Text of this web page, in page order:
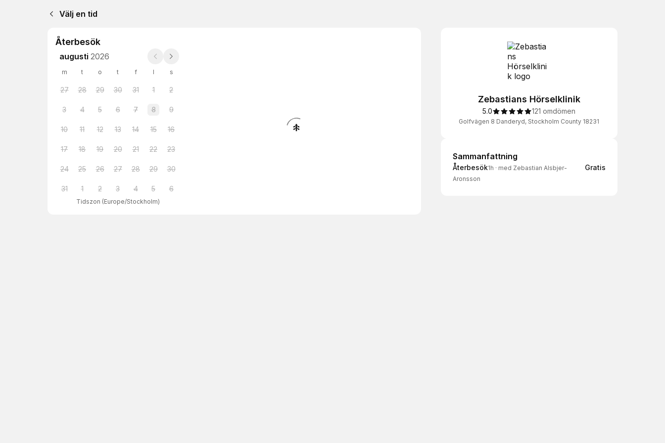
Välj en tid
Återbesök
augusti 2026
m t o t f l s
27 28 29 30 31 1 2
3 4 5 6 7 8 9
10 11 12 13 14 15 16
17 18 19 20 21 22 23
24 25 26 27 28 29 30
31 1 2 3 4 5 6
Tidszon (Europe/Stockholm)
Zebastians Hörselklinik
5.0 121 omdömen
Golfvägen 8 Danderyd, Stockholm County 18231
Sammanfattning
Sammanfattning
Återbesök1h · med Zebastian Alsbjer-
Aronsson
Gratis